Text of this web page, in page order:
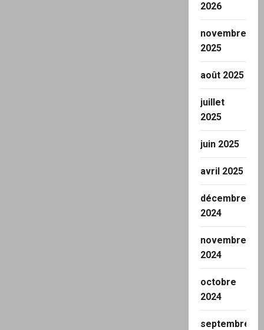
2026
novembre
2025
août 2025
juillet
2025
juin 2025
avril 2025
décembre
2024
novembre
2024
octobre
2024
septembre